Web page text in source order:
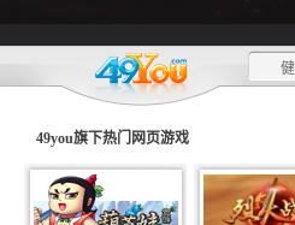
49you旗下热门 网页游戏